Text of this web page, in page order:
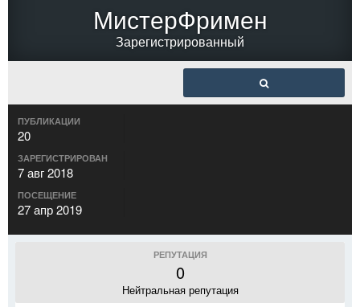
МистерФримен
Зарегистрированный
ПУБЛИКАЦИИ
20
ЗАРЕГИСТРИРОВАН
7 авг 2018
ПОСЕЩЕНИЕ
27 апр 2019
РЕПУТАЦИЯ
0
Нейтральная репутация